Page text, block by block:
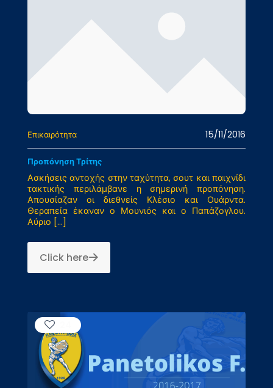
Επικαιρότητα 15/11/2016
Προπόνηση Τρίτης
Ασκήσεις αντοχής στην ταχύτητα, σουτ και παιχνίδι
τακτικής περιλάμβανε η σημερινή προπόνηση.
Απουσίαζαν οι διεθνείς Κλέσιο και Ουάρντα.
Θεραπεία έκαναν ο Μουνιός και ο Παπάζογλου.
Αύριο […]
Click here